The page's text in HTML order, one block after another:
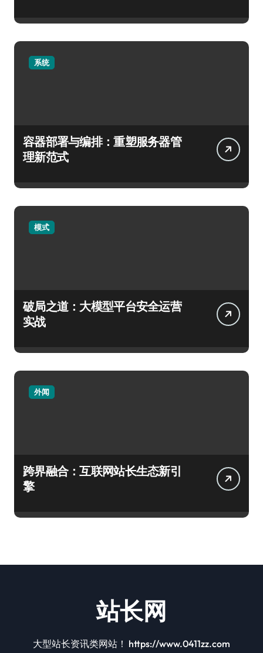
系统
容器部署与编排：重塑服务器管
理新范式
模式
破局之道：大模型平台安全运营
实战
外闻
跨界融合：互联网站长生态新引
擎
站长网
大型站长资讯类网站！ https://www.0411zz.com